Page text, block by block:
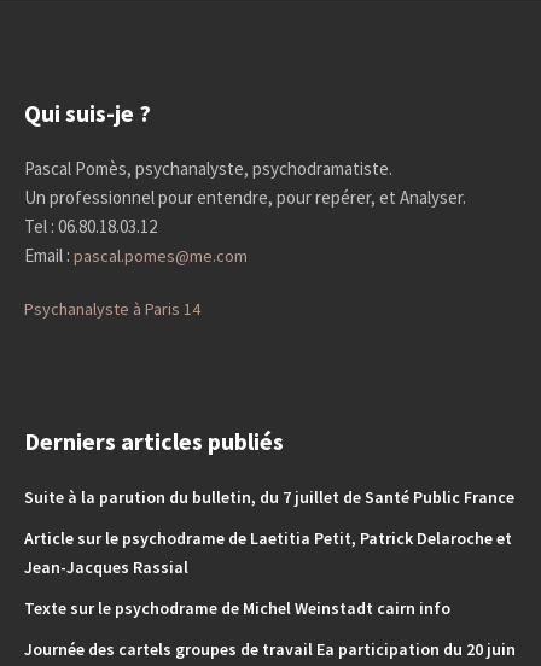
Qui suis-je ?
Pascal Pomès, psychanalyste, psychodramatiste.
Un professionnel pour entendre, pour repérer, et Analyser.
Tel : 06.80.18.03.12
Email :pascal.pomes@me.com
Psychanalyste à Paris 14
Derniers articles publiés
Suite à la parution du bulletin, du 7 juillet de Santé Public France
Article sur le psychodrame de Laetitia Petit, Patrick Delaroche et
Jean-Jacques Rassial
Texte sur le psychodrame de Michel Weinstadt cairn info
Journée des cartels groupes de travail Ea participation du 20 juin